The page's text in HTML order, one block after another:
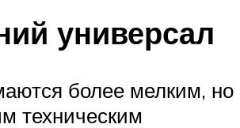
универсал
более мелким, но
техническим